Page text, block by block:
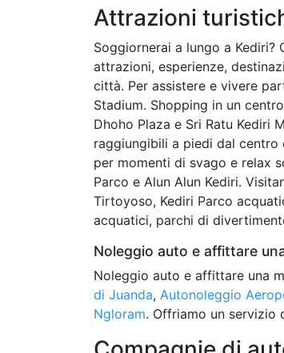
Attrazioni
Soggiornerai a lungo a
attrazioni, esperienze,
città. Per assistere e vivere
Stadium. Shopping in un
Dhoho Plaza e Sri Ratu Kediri
raggiungibili a piedi dal
per momenti di svago e relax
Parco e Alun Alun Kediri.
Tirtoyoso, Kediri Parco
acquatici, parchi di
Noleggio auto e affittare
Noleggio auto e affittare una
di Juanda, Autonoleggio
Ngloram. Offriamo un servizio